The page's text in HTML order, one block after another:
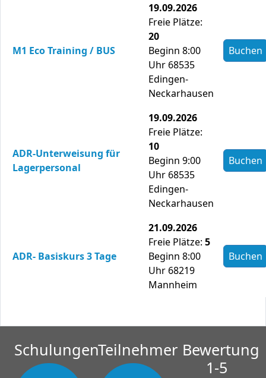
M1 Eco Training / BUS
19.09.2026
Freie Plätze:
20
Beginn 8:00
Uhr 68535
Edingen-
Neckarhausen
Buchen
ADR-Unterweisung für
Lagerpersonal
19.09.2026
Freie Plätze:
10
Beginn 9:00
Uhr 68535
Edingen-
Neckarhausen
Buchen
ADR- Basiskurs 3 Tage
21.09.2026
Freie Plätze: 5
Beginn 8:00
Uhr 68219
Mannheim
Buchen
SchulungenTeilnehmer Bewertung
1-5